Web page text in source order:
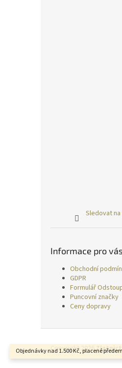
Objednávky nad 1.500 Kč, placené
Sledovat
Informace pro
Obchodní
GDPR
Formulář
Puncovní značky
Ceny dopravy
Copyright 2026